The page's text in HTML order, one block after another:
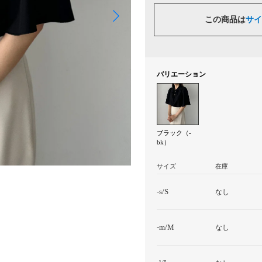
この商品はサ
バリエーション
ブラック（-
bk）
サイズ 在庫
-s/S なし
-m/M なし